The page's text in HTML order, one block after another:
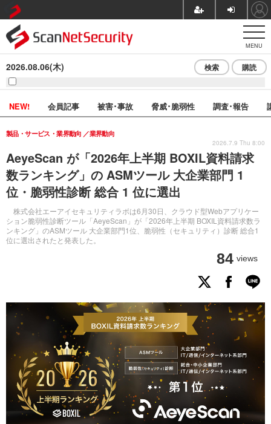
MENU
2026.08.06(木) 検索 購読
NEW! 会員記事 被害･事故 脅威･脆弱性 調査･報告
AeyeScan が「2026年上半期 BOXIL資料請求
数ランキング」の ASMツール 大企業部門 1
位・脆弱性診断 総合 1 位に選出
株式会社エーアイセキュリティラボは6月30日、クラウド型Webアプリケー
ション脆弱性診断ツール「AeyeScan」が「2026年上半期 BOXIL資料請求数ラ
ンキング」のASMツール 大企業部門1位、脆弱性（セキュリティ）診断 総合1
位に選出されたと発表した。
製品・サービス・業界動向 業界動向
84 views
2026.7.9 Thu 8:00